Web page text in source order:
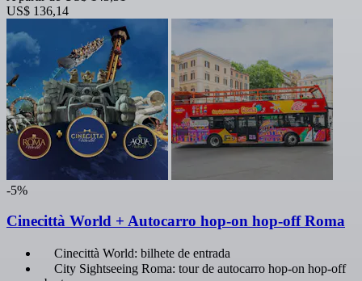
US$ 136,14
-5%
Cinecittà World + Autocarro hop-on hop-off Roma
Cinecittà World: bilhete de entrada
City Sightseeing Roma: tour de autocarro hop-on hop-off